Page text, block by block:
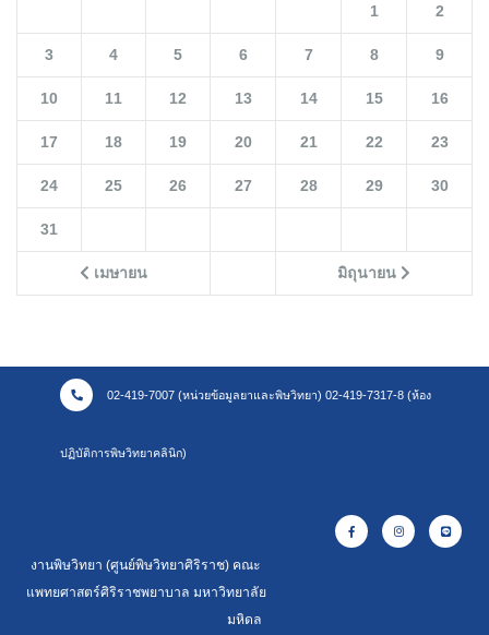
เมษายน มิถุนายน
1 2
3 4 5 6 7 8 9
10 11 12 13 14 15 16
17 18 19 20 21 22 23
24 25 26 27 28 29 30
31
02-419-7007 (หน่วยข้อมูลยาและพิษวิทยา) 02-419-7317-8 (ห้อง
ปฏิบัติการพิษวิทยาคลินิก)
งานพิษวิทยา (ศูนย์พิษวิทยาศิริราช) คณะ
แพทยศาสตร์ศิริราชพยาบาล มหาวิทยาลัย
มหิดล